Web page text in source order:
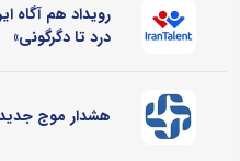
رویداد هم آگاه
درد تا دگرگونی»
هشدار موج جدید